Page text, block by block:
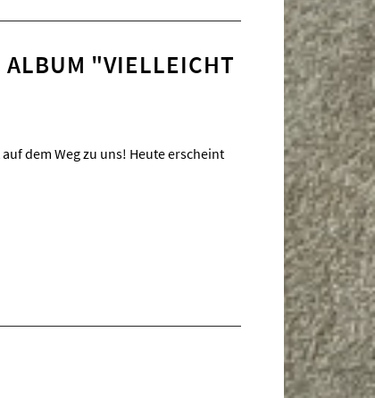
ALBUM "VIELLEICHT
dem Weg zu uns! Heute erscheint